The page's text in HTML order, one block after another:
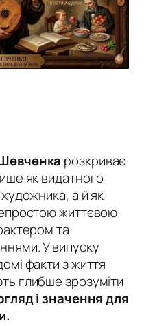
розкриває
як видатного
а й як
життєвою
та
У випуску
факти з життя
глибше зрозуміти
і значення для